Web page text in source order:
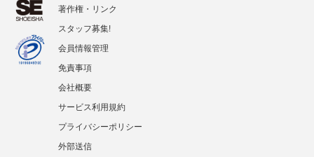
著作権・リンク
スタッフ募集!
会員情報管理
免責事項
会社概要
サービス利用規約
プライバシーポリシー
外部送信